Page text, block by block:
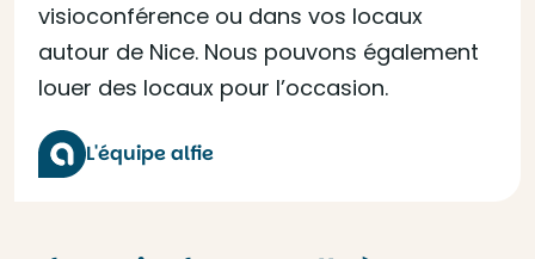
visioconférence ou dans vos locaux
autour de Nice. Nous pouvons également
louer des locaux pour l’occasion.
L'équipe alfie